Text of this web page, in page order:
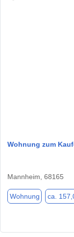
Wohnung zum
Mannheim, 68165
Wohnung ca.